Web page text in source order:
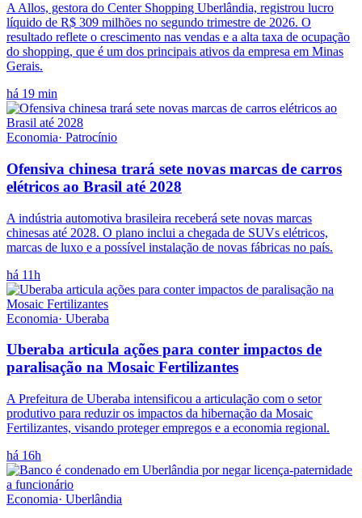
A Allos, gestora do Center Shopping Uberlândia, registrou lucro
líquido de R$ 309 milhões no segundo trimestre de 2026. O
resultado reflete o crescimento nas vendas e a alta taxa de ocupação
do shopping, que é um dos principais ativos da empresa em Minas
Gerais.
há 19 min
Economia· Patrocínio
Ofensiva chinesa trará sete novas marcas de carros
elétricos ao Brasil até 2028
A indústria automotiva brasileira receberá sete novas marcas
chinesas até 2028. O plano inclui a chegada de SUVs elétricos,
marcas de luxo e a possível instalação de novas fábricas no país.
há 11h
Economia· Uberaba
Uberaba articula ações para conter impactos de
paralisação na Mosaic Fertilizantes
A Prefeitura de Uberaba intensificou a articulação com o setor
produtivo para reduzir os impactos da hibernação da Mosaic
Fertilizantes, visando proteger empregos e a economia regional.
há 16h
Economia· Uberlândia